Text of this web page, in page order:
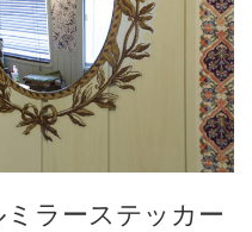
ラーステッカー